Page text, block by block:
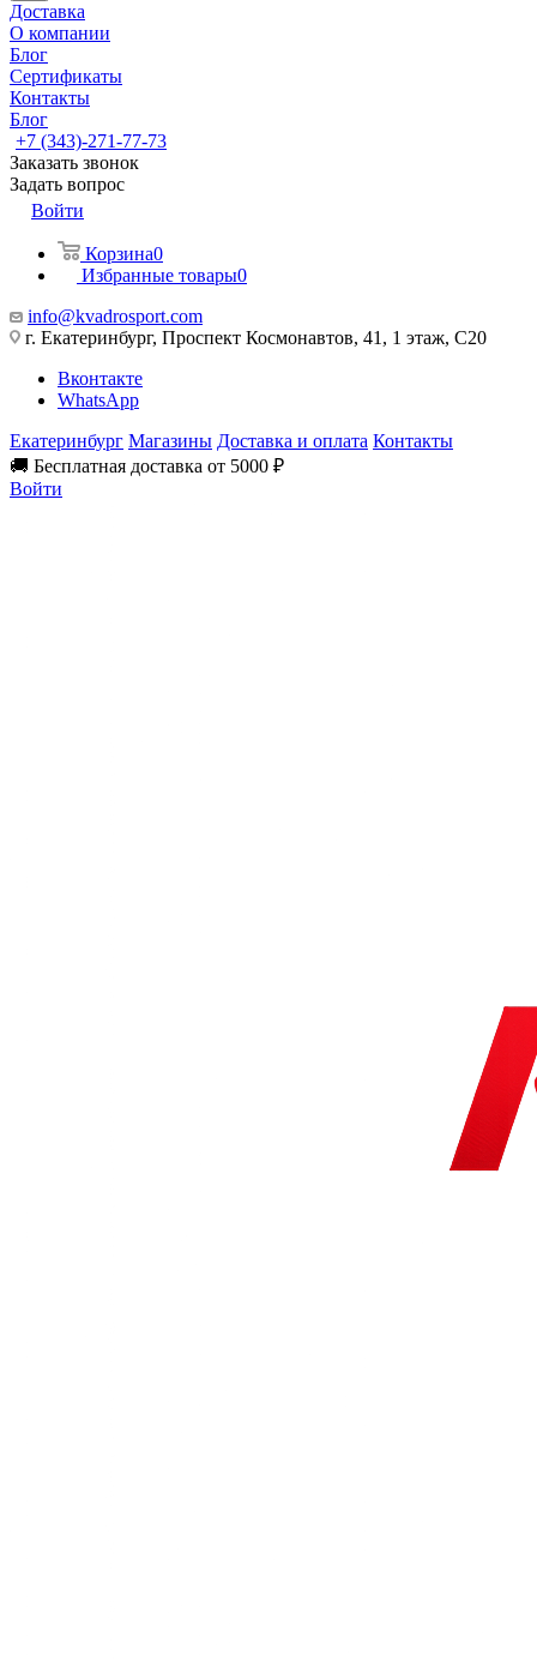
Доставка
О компании
Блог
Сертификаты
Контакты
Блог
+7 (343)-271-77-73
Заказать звонок
Задать вопрос
Войти
Корзина0
Избранные товары0
info@kvadrosport.com
г. Екатеринбург, Проспект Космонавтов, 41, 1 этаж, С20
Вконтакте
WhatsApp
Екатеринбург Магазины Доставка и оплата Контакты
🚚 Бесплатная доставка от 5000 ₽
Войти